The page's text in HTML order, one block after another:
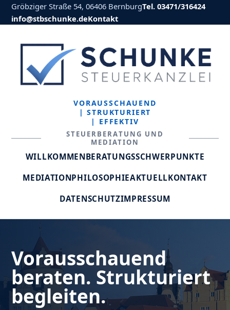
Gröbziger Straße 54, 06406 BernburgTel. 03471/316424
info@stbschunke.deKontakt
VORAUSSCHAUEND
| STRUKTURIERT
| EFFEKTIV
STEUERBERATUNG UND
MEDIATION
WILLKOMMENBERATUNGSSCHWERPUNKTE
MEDIATIONPHILOSOPHIEAKTUELLKONTAKT
DATENSCHUTZIMPRESSUM
Vorausschauend
beraten. Strukturiert
begleiten.